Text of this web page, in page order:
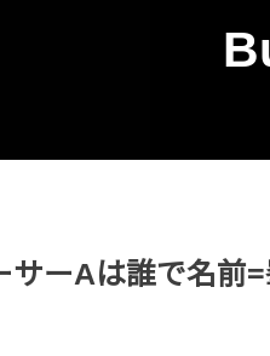
サーAは誰で名前